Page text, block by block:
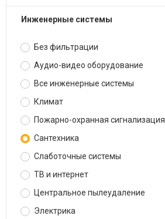
Инженерные системы
Без фильтрации
Аудио-видео оборудование
Все инженерные системы
Климат
Пожарно-охранная сигнализация
Сантехника
Слаботочные системы
ТВ и интернет
Центральное пылеудаление
Электрика